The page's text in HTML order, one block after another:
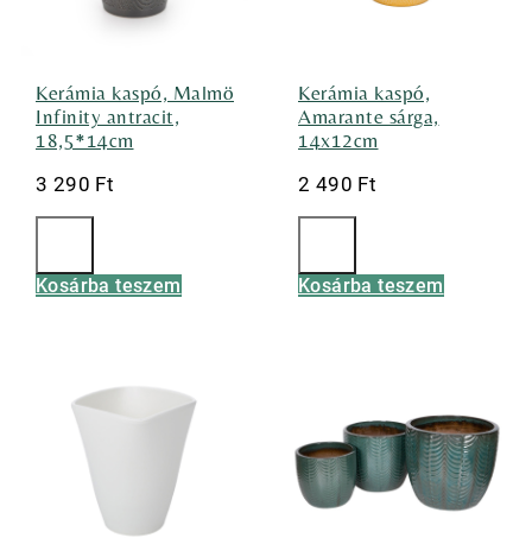
Kerámia kaspó, Malmö
Infinity antracit,
18,5*14cm
3 290 Ft
Kosárba teszem
Kerámia kaspó,
Amarante sárga,
14x12cm
2 490 Ft
Kosárba teszem